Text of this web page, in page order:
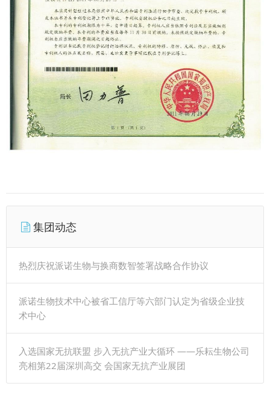
集团动态
热烈庆祝派诺生物与换商数智签署战略合作协议
派诺生物技术中心被省工信厅等六部门认定为省级企业技
术中心
入选国家无抗联盟 步入无抗产业大循环 ——乐耘生物公司
亮相第22届深圳高交 会国家无抗产业展团